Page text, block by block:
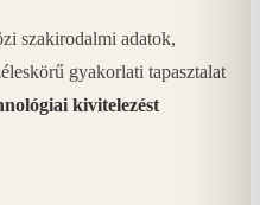
szakirodalmi adatok,
gyakorlati tapasztalat
kivitelezést